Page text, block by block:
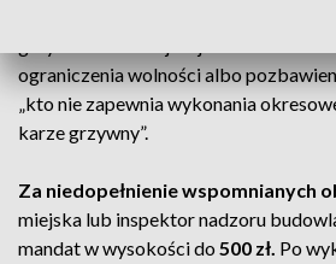
ograniczenia wolności albo
„kto nie zapewnia wykonania
karze grzywny”.
Za niedopełnienie wspomnianych
miejska lub inspektor nadzoru
mandat w wysokości do 500 zł. Po